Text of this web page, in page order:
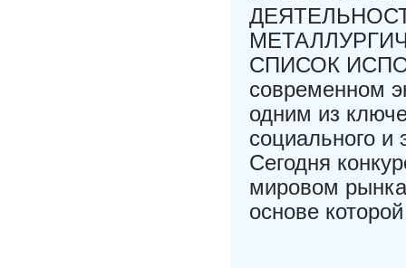
СПИСОК
современном
одним из
социального и
Сегодня
мировом
основе